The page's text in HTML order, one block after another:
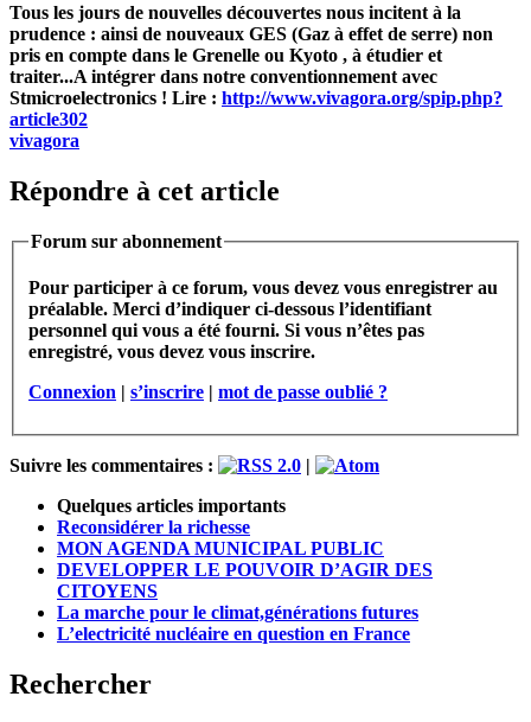
Tous les jours de nouvelles découvertes nous incitent à la
prudence : ainsi de nouveaux GES (Gaz à effet de serre) non
pris en compte dans le Grenelle ou Kyoto , à étudier et
traiter...A intégrer dans notre conventionnement avec
Stmicroelectronics ! Lire : http://www.vivagora.org/spip.php?
article302
vivagora
Répondre à cet article
Forum sur abonnement
Pour participer à ce forum, vous devez vous enregistrer au
préalable. Merci d’indiquer ci-dessous l’identifiant
personnel qui vous a été fourni. Si vous n’êtes pas
enregistré, vous devez vous inscrire.
Connexion | s’inscrire | mot de passe oublié ?
Suivre les commentaires :
|
Quelques articles importants
Reconsidérer la richesse
MON AGENDA MUNICIPAL PUBLIC
DEVELOPPER LE POUVOIR D’AGIR DES
CITOYENS
La marche pour le climat,générations futures
L’electricité nucléaire en question en France
Rechercher